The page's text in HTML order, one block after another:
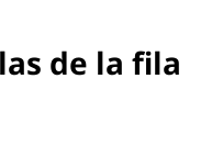
de la fila